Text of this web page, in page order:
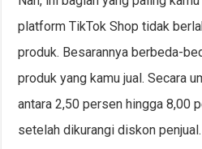
platform TikTok Shop tidak
produk. Besarannya berbeda-
produk yang kamu jual. Secara
antara 2,50 persen hingga 8,00
setelah dikurangi diskon penjual.